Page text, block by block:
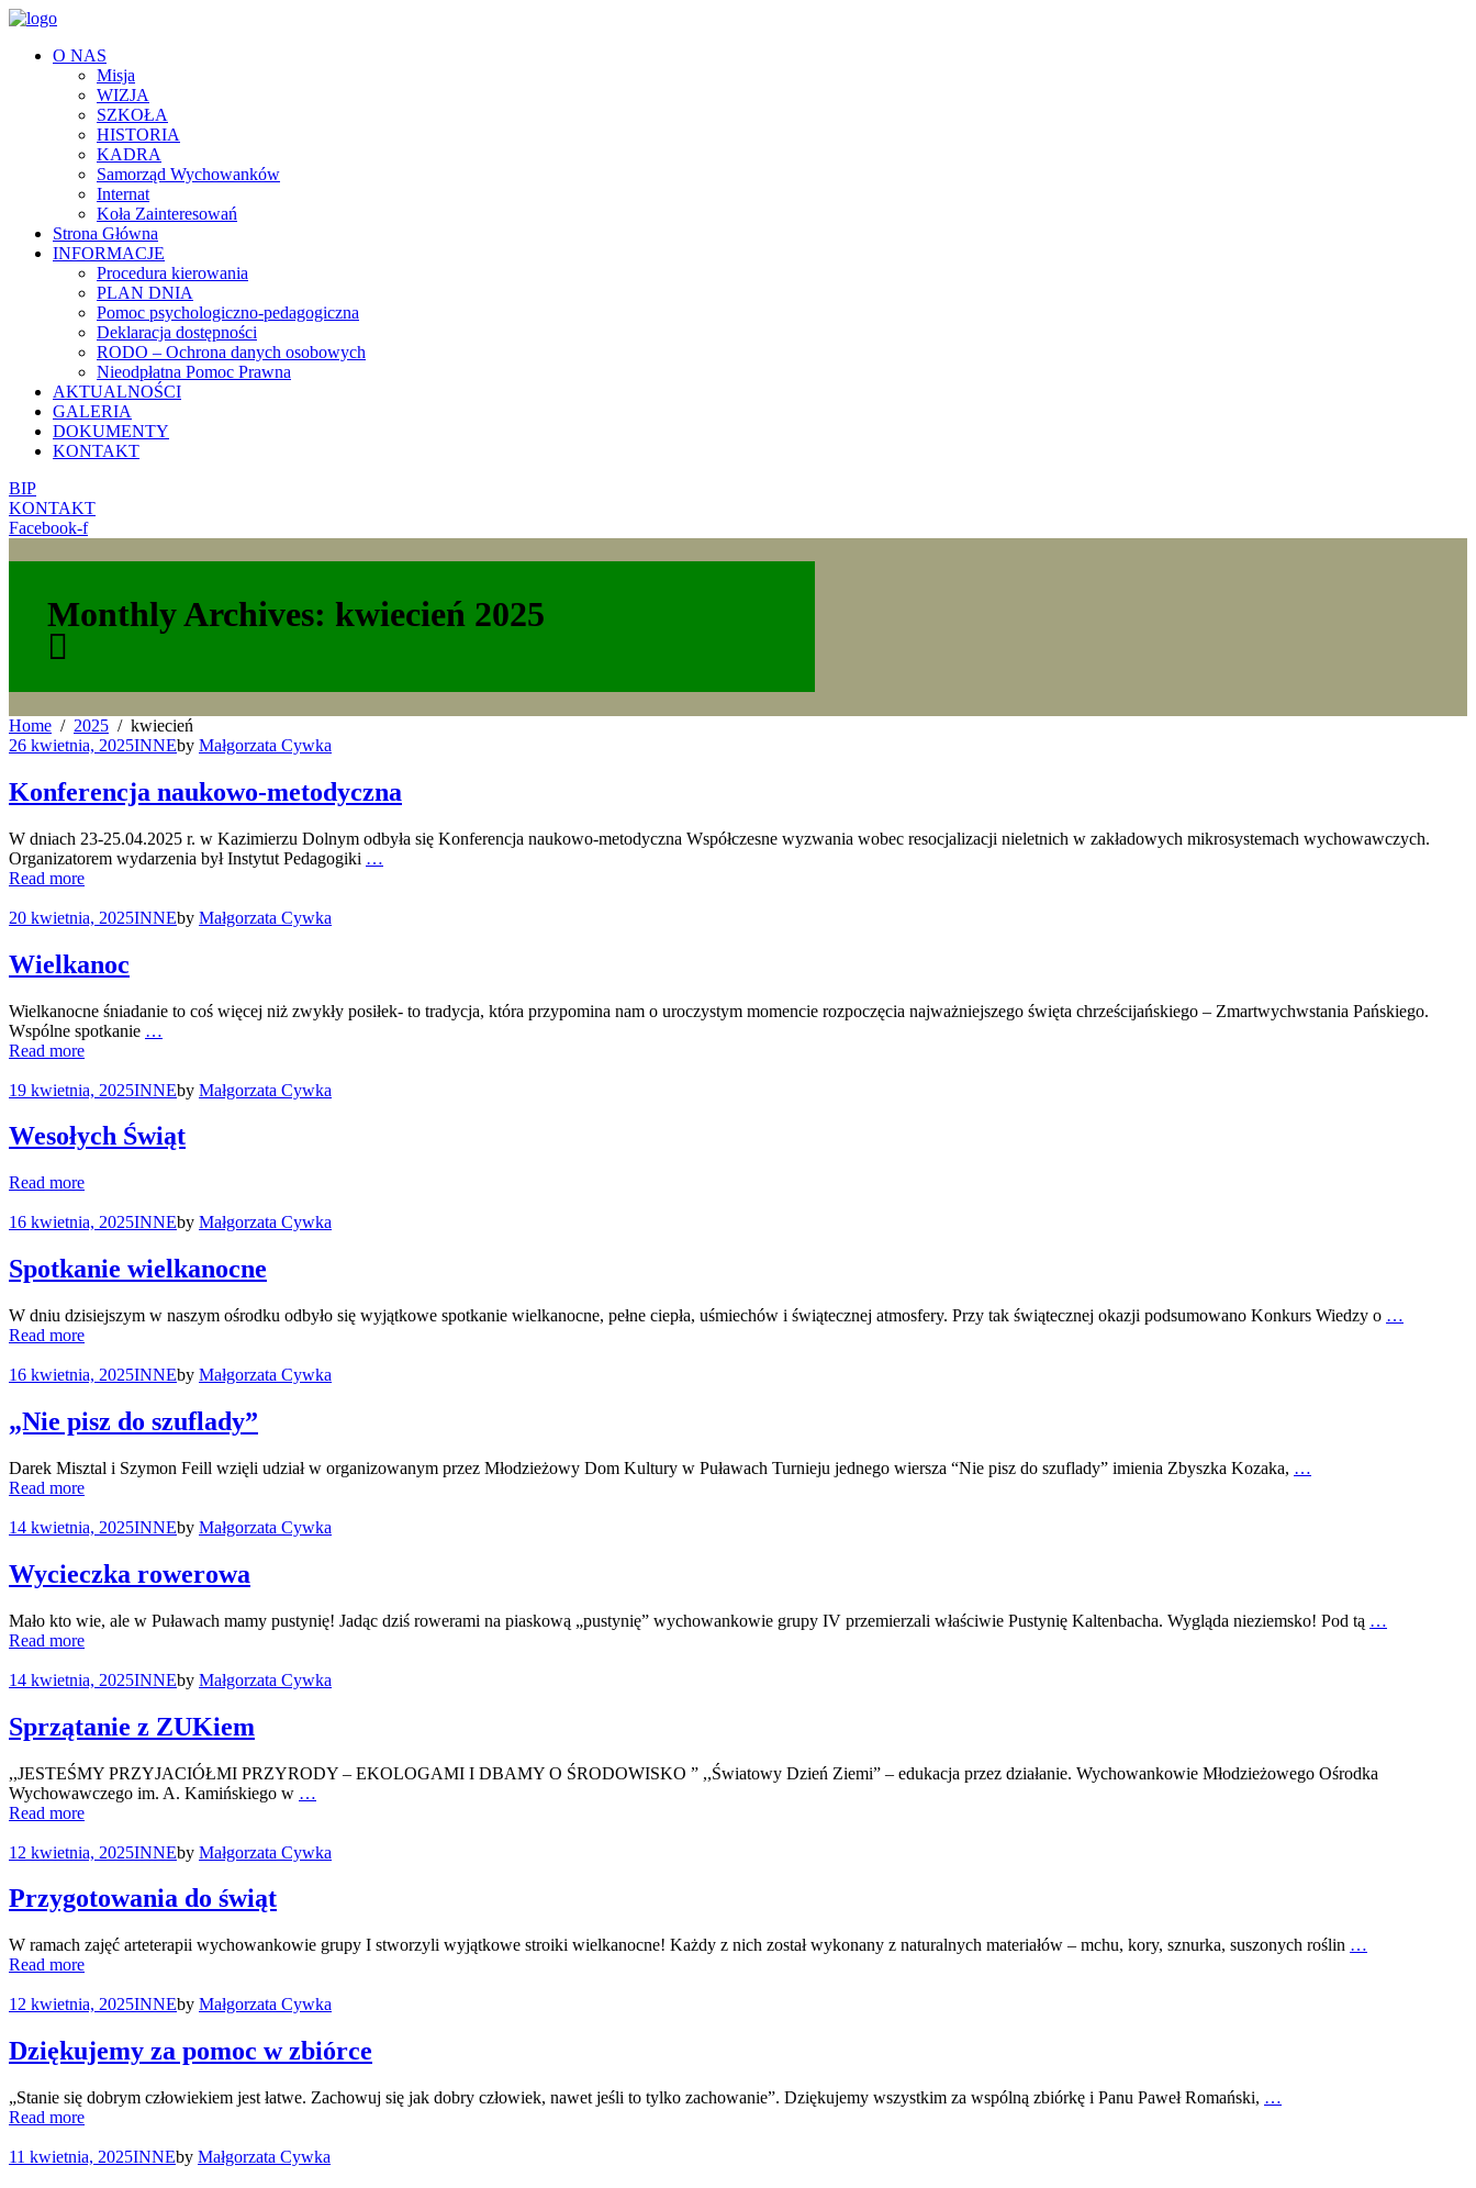
O NAS
Misja
WIZJA
SZKOŁA
HISTORIA
KADRA
Samorząd Wychowanków
Internat
Koła Zainteresowań
Strona Główna
INFORMACJE
Procedura kierowania
PLAN DNIA
Pomoc psychologiczno-pedagogiczna
Deklaracja dostępności
RODO – Ochrona danych osobowych
Nieodpłatna Pomoc Prawna
AKTUALNOŚCI
GALERIA
DOKUMENTY
KONTAKT
BIP
KONTAKT
Facebook-f
Monthly Archives: kwiecień 2025
Home 2025
kwiecień
26 kwietnia, 2025INNEby Małgorzata Cywka
Konferencja naukowo-metodyczna
W dniach 23-25.04.2025 r. w Kazimierzu Dolnym odbyła się Konferencja naukowo-metodyczna Współczesne wyzwania wobec resocjalizacji nieletnich w zakładowych mikrosystemach wychowawczych.
Organizatorem wydarzenia był Instytut Pedagogiki …
Read more
20 kwietnia, 2025INNEby Małgorzata Cywka
Wielkanoc
Wielkanocne śniadanie to coś więcej niż zwykły posiłek- to tradycja, która przypomina nam o uroczystym momencie rozpoczęcia najważniejszego święta chrześcijańskiego – Zmartwychwstania Pańskiego.
Wspólne spotkanie …
Read more
19 kwietnia, 2025INNEby Małgorzata Cywka
Wesołych Świąt
Read more
16 kwietnia, 2025INNEby Małgorzata Cywka
Spotkanie wielkanocne
W dniu dzisiejszym w naszym ośrodku odbyło się wyjątkowe spotkanie wielkanocne, pełne ciepła, uśmiechów i świątecznej atmosfery. Przy tak świątecznej okazji podsumowano Konkurs Wiedzy o …
Read more
16 kwietnia, 2025INNEby Małgorzata Cywka
„Nie pisz do szuflady”
Darek Misztal i Szymon Feill wzięli udział w organizowanym przez Młodzieżowy Dom Kultury w Puławach Turnieju jednego wiersza “Nie pisz do szuflady” imienia Zbyszka Kozaka, …
Read more
14 kwietnia, 2025INNEby Małgorzata Cywka
Wycieczka rowerowa
Mało kto wie, ale w Puławach mamy pustynię! Jadąc dziś rowerami na piaskową „pustynię” wychowankowie grupy IV przemierzali właściwie Pustynię Kaltenbacha. Wygląda nieziemsko! Pod tą …
Read more
14 kwietnia, 2025INNEby Małgorzata Cywka
Sprzątanie z ZUKiem
,,JESTEŚMY PRZYJACIÓŁMI PRZYRODY – EKOLOGAMI I DBAMY O ŚRODOWISKO ” ,,Światowy Dzień Ziemi” – edukacja przez działanie. Wychowankowie Młodzieżowego Ośrodka
Wychowawczego im. A. Kamińskiego w …
Read more
12 kwietnia, 2025INNEby Małgorzata Cywka
Przygotowania do świąt
W ramach zajęć arteterapii wychowankowie grupy I stworzyli wyjątkowe stroiki wielkanocne! Każdy z nich został wykonany z naturalnych materiałów – mchu, kory, sznurka, suszonych roślin …
Read more
12 kwietnia, 2025INNEby Małgorzata Cywka
Dziękujemy za pomoc w zbiórce
„Stanie się dobrym człowiekiem jest łatwe. Zachowuj się jak dobry człowiek, nawet jeśli to tylko zachowanie”. Dziękujemy wszystkim za wspólną zbiórkę i Panu Paweł Romański, …
Read more
11 kwietnia, 2025INNEby Małgorzata Cywka